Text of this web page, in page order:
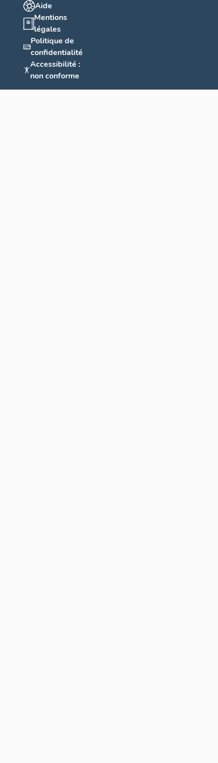
Aide
Mentions
légales
Politique de
confidentialité
Accessibilité :
non conforme